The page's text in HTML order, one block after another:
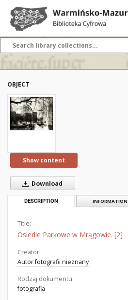
OBJECT
Show content
Download
DESCRIPTION INFORMATION
Title:
Osiedle Parkowe w Mrągowie. [2]
Creator:
Autor fotografii nieznany
Rodzaj dokumentu:
fotografia